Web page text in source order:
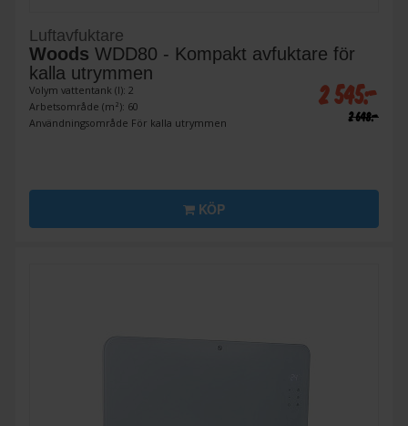
Luftavfuktare
Woods WDD80 - Kompakt avfuktare för
kalla utrymmen
Volym vattentank (l): 2
Arbetsområde (m²): 60
Användningsområde För kalla utrymmen
2 545:-
2 648:-
KÖP